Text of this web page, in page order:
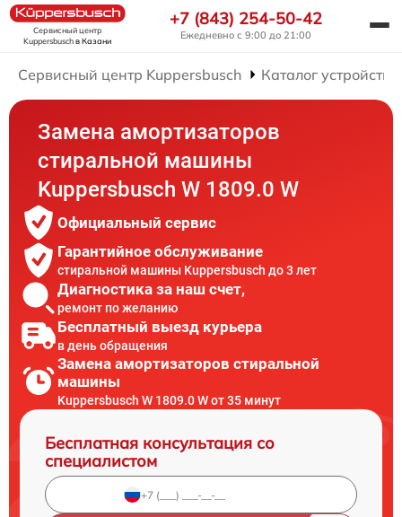
Сервисный центр
Kuppersbuschв Казани
+7 (843) 254-50-42
Ежедневно с 9:00 до 21:00
Сервисный центр Kuppersbusch Каталог устройств
Замена амортизаторов
стиральной машины
Kuppersbusch W 1809.0 W
Официальный сервис
Гарантийное обслуживание
стиральной машины Kuppersbusch до 3 лет
Диагностика за наш счет,
ремонт по желанию
Бесплатный выезд курьера
в день обращения
Замена амортизаторов стиральной
машины
Kuppersbusch W 1809.0 W от 35 минут
Бесплатная консультация со
специалистом